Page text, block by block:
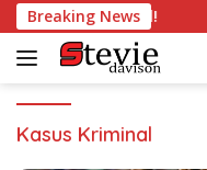
Langsung
ke
konten
Breaking News
di Semifinal!
Kasus Kriminal